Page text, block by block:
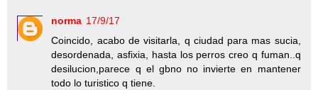
norma 17/9/17
Coincido, acabo de visitarla, q ciudad para mas sucia,
desordenada, asfixia, hasta los perros creo q fuman..q
desilucion,parece q el gbno no invierte en mantener
todo lo turistico q tiene.